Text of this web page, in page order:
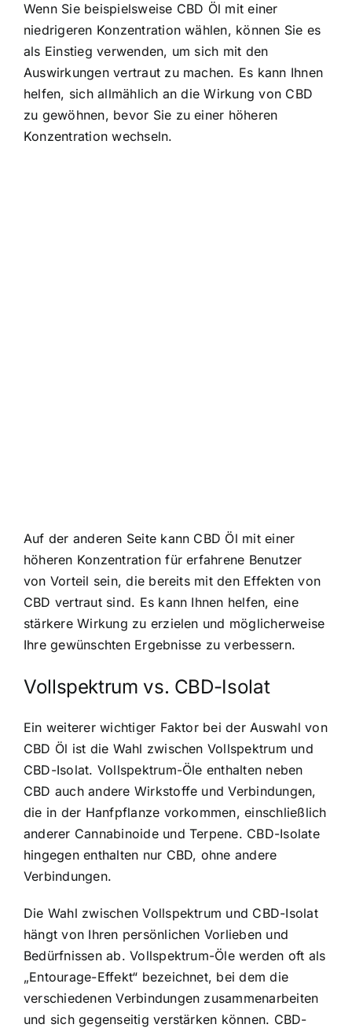
Wenn Sie beispielsweise CBD Öl mit einer
niedrigeren Konzentration wählen, können Sie es
als Einstieg verwenden, um sich mit den
Auswirkungen vertraut zu machen. Es kann Ihnen
helfen, sich allmählich an die Wirkung von CBD
zu gewöhnen, bevor Sie zu einer höheren
Konzentration wechseln.
Auf der anderen Seite kann CBD Öl mit einer
höheren Konzentration für erfahrene Benutzer
von Vorteil sein, die bereits mit den Effekten von
CBD vertraut sind. Es kann Ihnen helfen, eine
stärkere Wirkung zu erzielen und möglicherweise
Ihre gewünschten Ergebnisse zu verbessern.
Vollspektrum vs. CBD-Isolat
Ein weiterer wichtiger Faktor bei der Auswahl von
CBD Öl ist die Wahl zwischen Vollspektrum und
CBD-Isolat. Vollspektrum-Öle enthalten neben
CBD auch andere Wirkstoffe und Verbindungen,
die in der Hanfpflanze vorkommen, einschließlich
anderer Cannabinoide und Terpene. CBD-Isolate
hingegen enthalten nur CBD, ohne andere
Verbindungen.
Die Wahl zwischen Vollspektrum und CBD-Isolat
hängt von Ihren persönlichen Vorlieben und
Bedürfnissen ab. Vollspektrum-Öle werden oft als
„Entourage-Effekt“ bezeichnet, bei dem die
verschiedenen Verbindungen zusammenarbeiten
und sich gegenseitig verstärken können. CBD-